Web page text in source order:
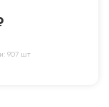
907 шт